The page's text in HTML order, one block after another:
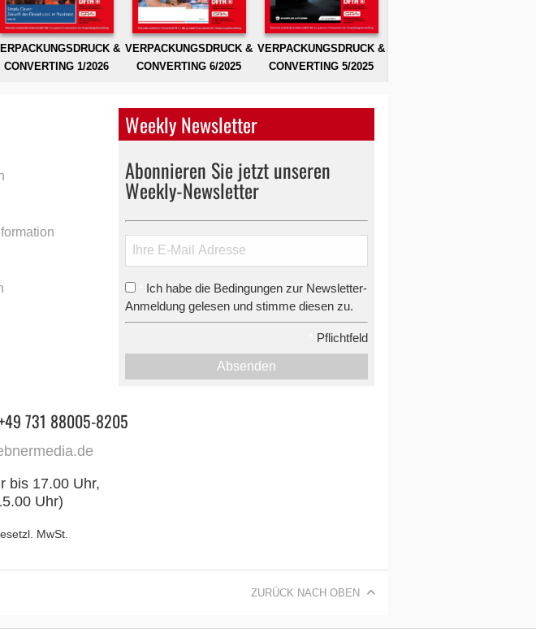
&
CONVERTING 1/2026
VERPACKUNGSDRUCK &
CONVERTING 6/2025
VERPACKUNGSDRUCK &
CONVERTING 5/2025
Weekly Newsletter
Abonnieren Sie jetzt unseren
Weekly-Newsletter
Ich habe die Bedingungen zur Newsletter-
Anmeldung gelesen und stimme diesen zu.
Pflichtfeld
Absenden
731 88005-8205
bis 17.00 Uhr,
Uhr)
MwSt.
ZURÜCK NACH OBEN